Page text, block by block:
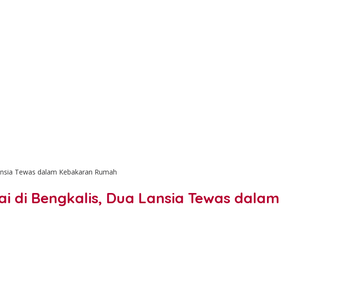
Tewas dalam Kebakaran Rumah
di Bengkalis, Dua Lansia Tewas dalam